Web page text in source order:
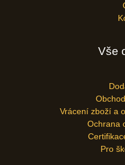
Vše
Vrácení zboží a
Ochrana
Pro